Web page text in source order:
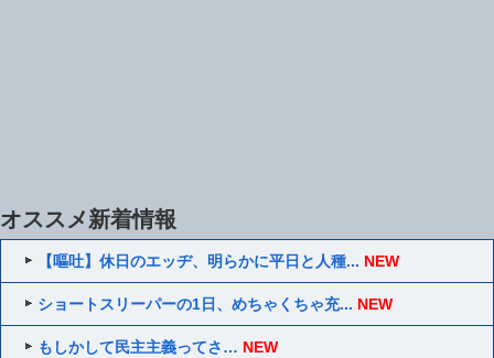
オススメ新着情報
【嘔吐】休日のエッヂ、明らかに平日と人種... NEW
ショートスリーパーの1日、めちゃくちゃ充... NEW
もしかして民主主義ってさ… NEW